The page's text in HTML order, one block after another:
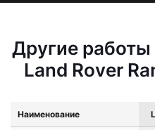
Другие
Land Rover
Наименование